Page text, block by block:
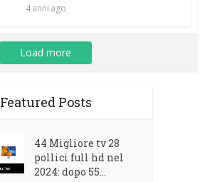
4 anni ago
Load more
Featured Posts
44 Migliore tv 28
pollici full hd nel
2024: dopo 55...